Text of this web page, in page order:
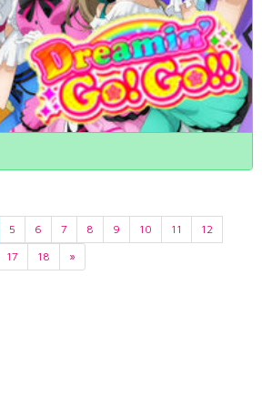
5 6 7 8 9 10 11
12
17 18 »